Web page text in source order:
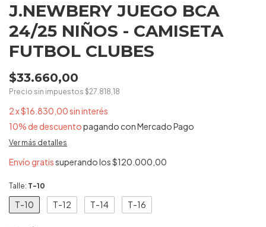
J.NEWBERY JUEGO BCA
24/25 NIÑOS - CAMISETA
FUTBOL CLUBES
$33.660,00
Precio sin impuestos $27.818,18
2x$16.830,00sin interés
10% de descuentopagando con Mercado Pago
Ver más detalles
Envío gratissuperando los$120.000,00
Talle: T-10
T-10 T-12 T-14 T-16